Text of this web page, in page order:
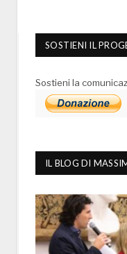
SOSTIENI IL
Sostieni la
IL BLOG DI